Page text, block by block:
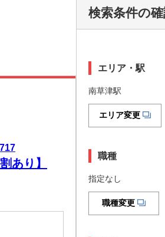
あり】
検索条件の
エリア・駅
南草津駅
エリア変更
職種
指定なし
職種変更